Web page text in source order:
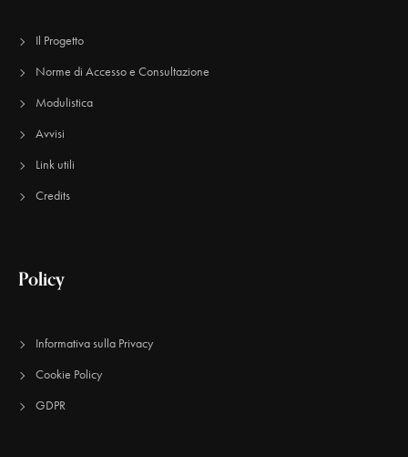
Il Progetto
Norme di Accesso e Consultazione
Modulistica
Avvisi
Link utili
Credits
Policy
Informativa sulla Privacy
Cookie Policy
GDPR